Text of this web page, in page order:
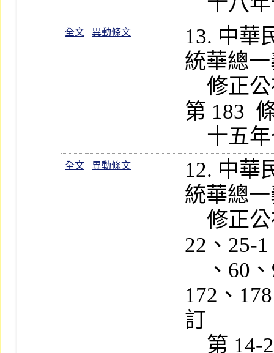
全文 異動條文
13. 中華
統華總
第 183
全文 異動條文
12. 中華
統華總
22、25-
172、
訂